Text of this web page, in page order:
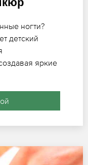
ногти?
детский
яркие